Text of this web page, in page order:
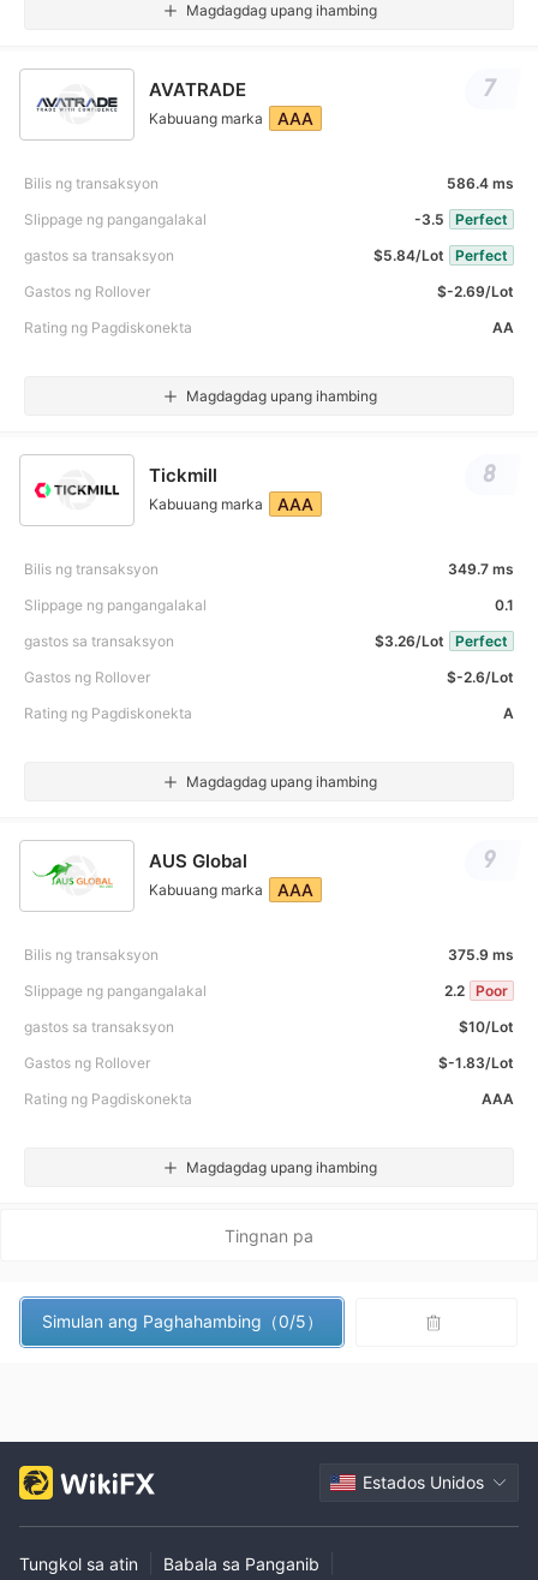
Magdagdag upang ihambing
AVATRADE
Kabuuang marka AAA
Bilis ng transaksyon
586.4 ms
Slippage ng pangangalakal
-3.5
Perfect
gastos sa transaksyon
$5.84/Lot
Perfect
Gastos ng Rollover
$-2.69/Lot
Rating ng Pagdiskonekta
AA
Magdagdag upang ihambing
7
Tickmill
Kabuuang marka AAA
Bilis ng transaksyon
349.7 ms
Slippage ng pangangalakal
0.1
gastos sa transaksyon
$3.26/Lot
Perfect
Gastos ng Rollover
$-2.6/Lot
Rating ng Pagdiskonekta
A
Magdagdag upang ihambing
8
AUS Global
Kabuuang marka AAA
Bilis ng transaksyon
375.9 ms
Slippage ng pangangalakal
2.2 Poor
gastos sa transaksyon
$10/Lot
Gastos ng Rollover
$-1.83/Lot
Rating ng Pagdiskonekta
AAA
Magdagdag upang ihambing
9
Tingnan pa
Simulan ang Paghahambing（0/5）
Estados Unidos
Tungkol sa atin Babala sa Panganib